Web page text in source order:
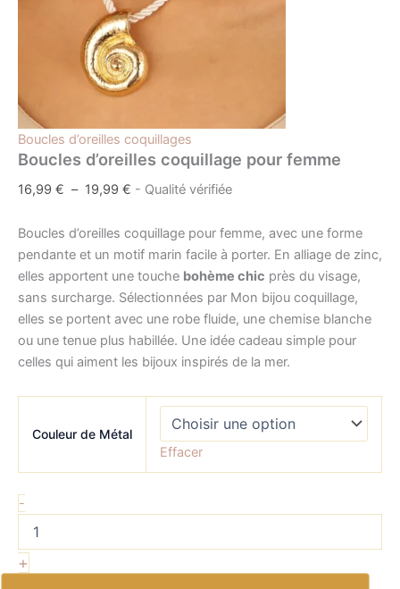
Boucles d’oreilles coquillages
Boucles d’oreilles coquillage pour femme
16,99 € – 19,99 € - Qualité vérifiée
Boucles d’oreilles coquillage pour femme, avec une forme
pendante et un motif marin facile à porter. En alliage de zinc,
elles apportent une touche bohème chic près du visage,
sans surcharge. Sélectionnées par Mon bijou coquillage,
elles se portent avec une robe fluide, une chemise blanche
ou une tenue plus habillée. Une idée cadeau simple pour
celles qui aiment les bijoux inspirés de la mer.
Couleur de Métal
Effacer
-
+